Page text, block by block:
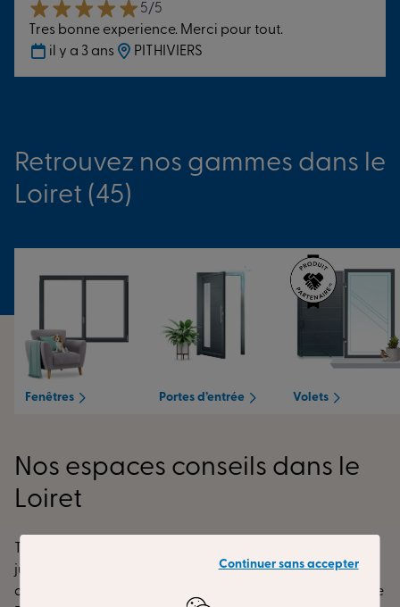
5/5
Tres bonne experience. Merci pour tout.
il y a 3 ans
PITHIVIERS
Retrouvez nos gammes dans le
Loiret (45)
Fenêtres Portes d’entrée Volets
Nos espaces conseils dans le
Loiret
jusqu'au triple vitrage sur mesure. Nos produits,
disponibles dans différents matériaux comme le bois et le
Continuer sans accepter